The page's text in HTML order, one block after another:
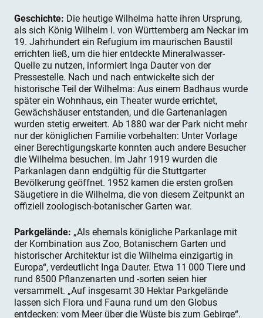
Geschichte: Die heutige Wilhelma hatte ihren Ursprung,
als sich König Wilhelm I. von Württemberg am Neckar im
19. Jahrhundert ein Refugium im maurischen Baustil
errichten ließ, um die hier entdeckte Mineralwasser-
Quelle zu nutzen, informiert Inga Dauter von der
Pressestelle. Nach und nach entwickelte sich der
historische Teil der Wilhelma: Aus einem Badhaus wurde
später ein Wohnhaus, ein Theater wurde errichtet,
Gewächshäuser entstanden, und die Gartenanlagen
wurden stetig erweitert. Ab 1880 war der Park nicht mehr
nur der königlichen Familie vorbehalten: Unter Vorlage
einer Berechtigungskarte konnten auch andere Besucher
die Wilhelma besuchen. Im Jahr 1919 wurden die
Parkanlagen dann endgültig für die Stuttgarter
Bevölkerung geöffnet. 1952 kamen die ersten großen
Säugetiere in die Wilhelma, die von diesem Zeitpunkt an
offiziell zoologisch-botanischer Garten war.
Parkgelände: „Als ehemals königliche Parkanlage mit
der Kombination aus Zoo, Botanischem Garten und
historischer Architektur ist die Wilhelma einzigartig in
Europa“, verdeutlicht Inga Dauter. Etwa 11 000 Tiere und
rund 8500 Pflanzenarten und -sorten seien hier
versammelt. „Auf insgesamt 30 Hektar Parkgelände
lassen sich Flora und Fauna rund um den Globus
entdecken: vom Meer über die Wüste bis zum Gebirge“.